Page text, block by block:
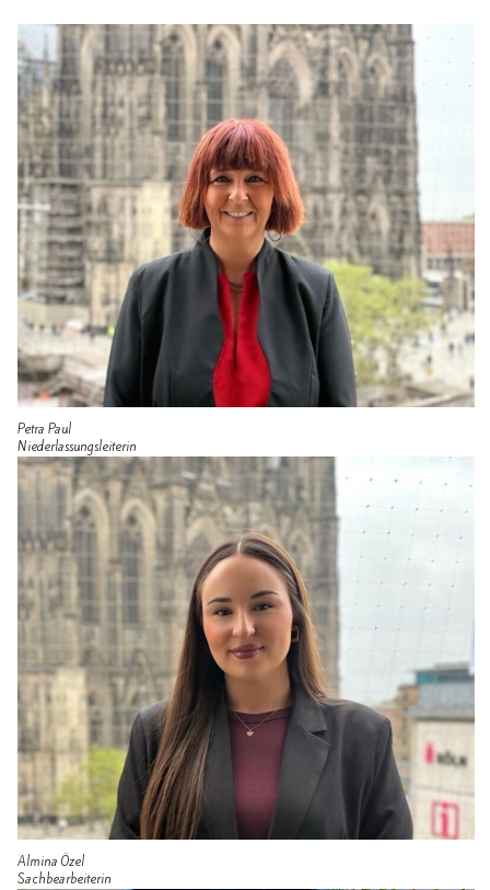
Petra Paul
Niederlassungsleiterin
Almina Özel
Sachbearbeiterin